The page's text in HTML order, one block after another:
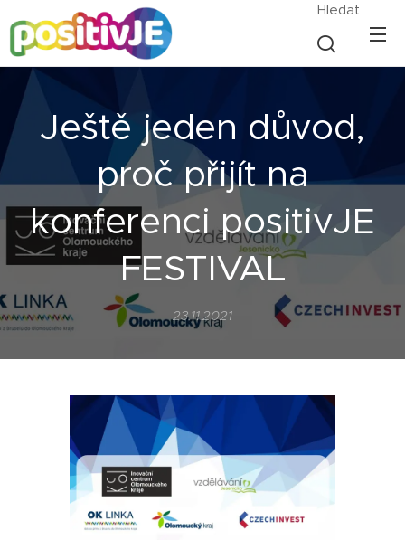
Hledat
Ještě jeden důvod,
proč přijít na
konferenci positivJE
FESTIVAL
23.11.2021